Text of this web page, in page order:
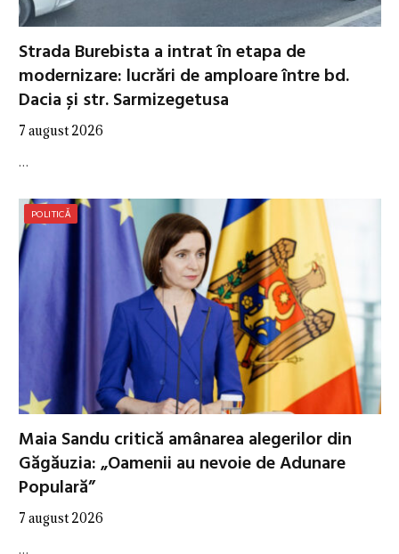
Strada Burebista a intrat în etapa de
modernizare: lucrări de amploare între bd.
Dacia și str. Sarmizegetusa
7 august 2026
…
POLITICĂ
Maia Sandu critică amânarea alegerilor din
Găgăuzia: „Oamenii au nevoie de Adunare
Populară”
7 august 2026
…